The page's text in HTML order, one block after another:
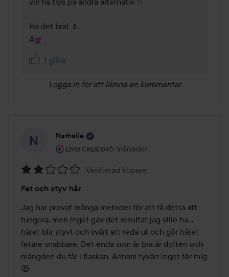
Ha det bra! 🌷
1 gillar
Logga in för att lämna en kommentar
Nathalie
LYKO CREATOR
Användarens roll: Lyko Creator.
5 månader
Inlägget skapades 5 månader
2
av
5
Verifierad köpare
Fet och styv hår
Jag har provat många metoder för att få detta att
fungera, men inget gav det resultat jag ville ha...
håret blir styvt och svårt att reda ut och gör håret
fetare snabbare. Det enda som är bra är doften och
mängden du får i flaskan. Annars tyvärr inget för mig
😩